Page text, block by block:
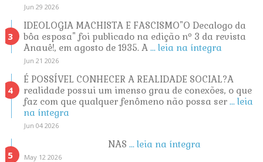
Jun 29 2026
IDEOLOGIA MACHISTA E FASCISMO"O Decalogo da
bôa esposa" foi publicado na edição nº 3 da revista
Anauê!, em agosto de 1935. A ... leia na íntegra
Jun 21 2026
É POSSÍVEL CONHECER A REALIDADE SOCIAL?A
realidade possui um imenso grau de conexões, o que
faz com que qualquer fenômeno não possa ser ... leia
na íntegra
Jun 04 2026
NAS ... leia na íntegra
May 12 2026